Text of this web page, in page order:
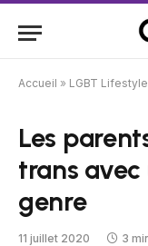
Accueil » LGBT Lifestyle
Les
trans
genre
11 juillet 2020 3